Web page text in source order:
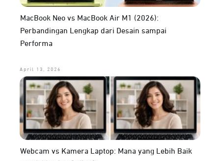
MacBook Neo vs MacBook Air M1 (2026):
Perbandingan Lengkap dari Desain sampai
Performa
April 13, 2026
Webcam vs Kamera Laptop: Mana yang Lebih Baik